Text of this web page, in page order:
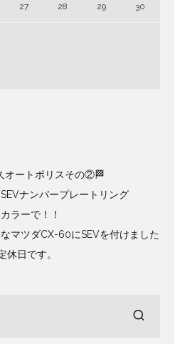
27 28 29 30
オートポリスその②🏁
ナンバープレートリング
ラーで！！
マツダCX-60にSEVを付けました
休日です。